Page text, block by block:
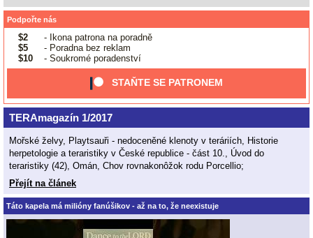
Podpořte nás
$2
- Ikona patrona na poradně
$5
- Poradna bez reklam
$10
- Soukromé poradenství
STAŇTE SE PATRONEM
TERAmagazín 1/2017
Mořské želvy, Playtsauři - nedoceněné klenoty v teráriích, Historie
herpetologie a teraristiky v České republice - část 10., Úvod do
teraristiky (42), Omán, Chov rovnakonôžok rodu Porcellio;
Přejít na článek
Táto kapela má milióny fanúšikov - až na to, že neexistuje